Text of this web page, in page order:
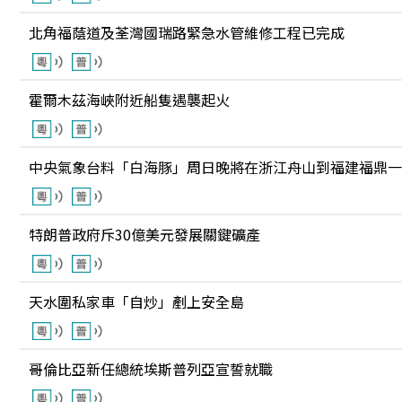
北角福蔭道及荃灣國瑞路緊急水管維修工程已完成
霍爾木茲海峽附近船隻遇襲起火
中央氣象台料「白海豚」周日晚將在浙江舟山到福建福鼎
特朗普政府斥30億美元發展關鍵礦產
天水圍私家車「自炒」剷上安全島
哥倫比亞新任總統埃斯普列亞宣誓就職